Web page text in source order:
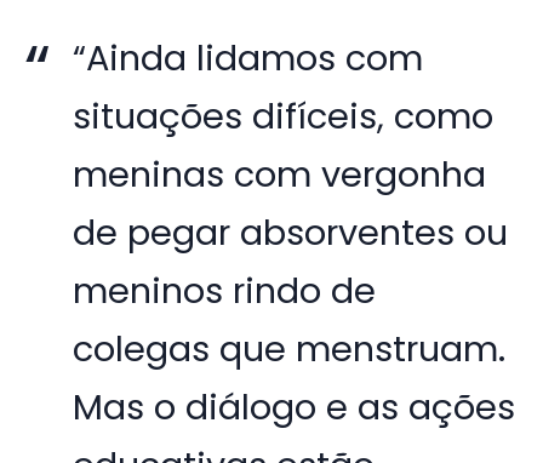
“Ainda lidamos com
situações difíceis, como
meninas com vergonha
de pegar absorventes ou
meninos rindo de
colegas que menstruam.
Mas o diálogo e as ações